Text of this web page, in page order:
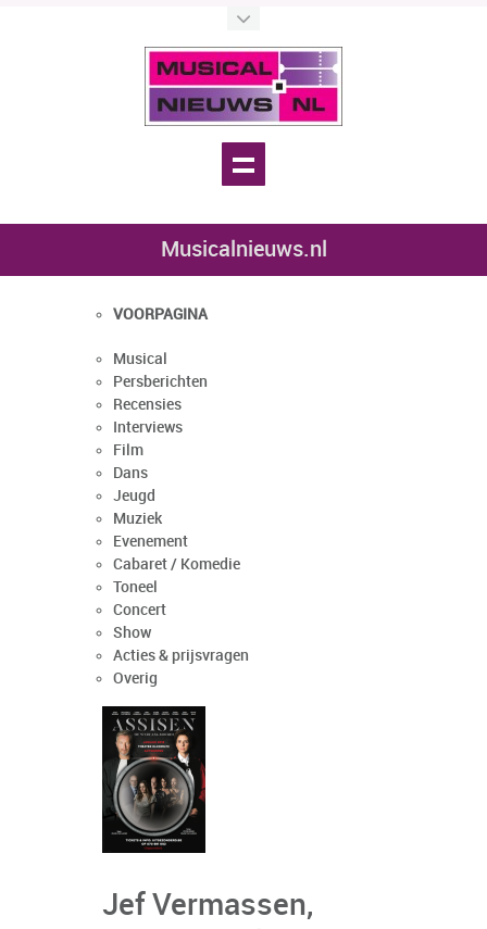
Musicalnieuws.nl
VOORPAGINA
Musical
Persberichten
Recensies
Interviews
Film
Dans
Jeugd
Muziek
Evenement
Cabaret / Komedie
Toneel
Concert
Show
Acties & prijsvragen
Overig
Jef Vermassen,